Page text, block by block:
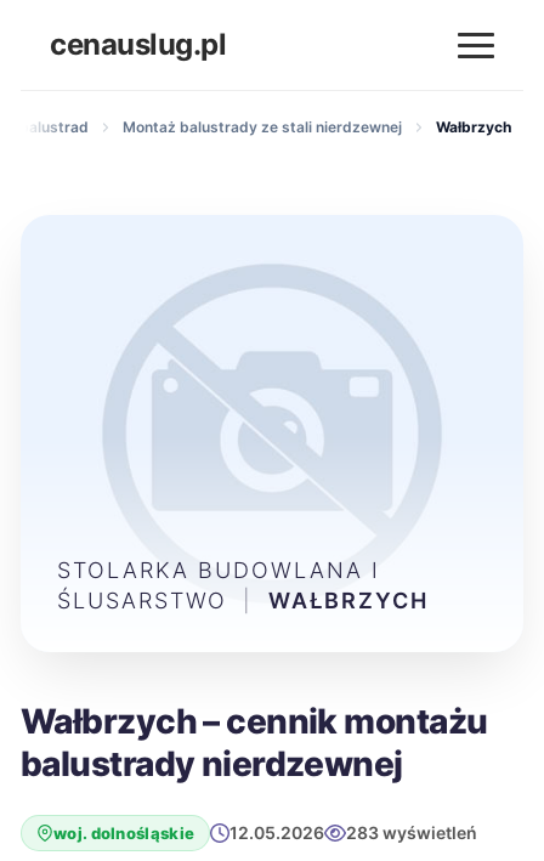
cenauslug.pl
i balustrad Montaż balustrady ze stali nierdzewnej Wałbrzych
Wałbrzych – cennik montażu
balustrady nierdzewnej
woj. dolnośląskie 12.05.2026 283 wyświetleń
STOLARKA BUDOWLANA I
ŚLUSARSTWO
WAŁBRZYCH